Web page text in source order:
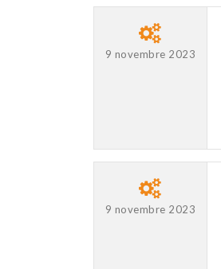
9 novembre 2023
9 novembre 2023